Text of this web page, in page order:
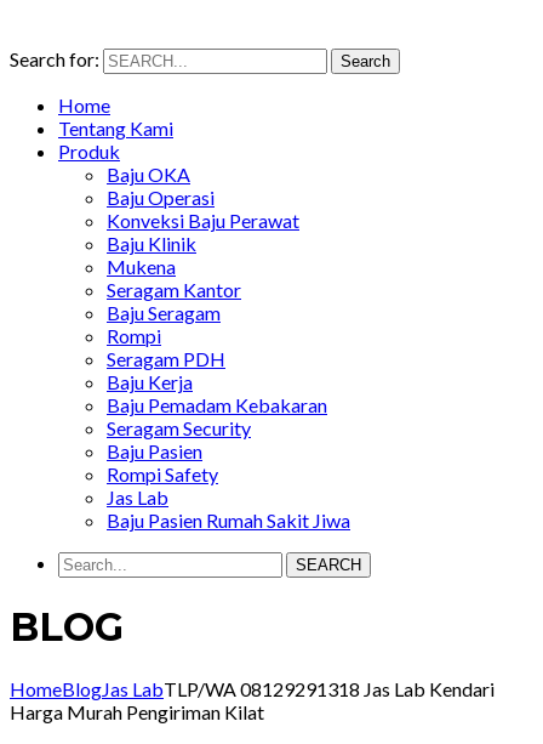
Search for: Search
Home
Tentang Kami
Produk
Baju OKA
Baju Operasi
Konveksi Baju Perawat
Baju Klinik
Mukena
Seragam Kantor
Baju Seragam
Rompi
Seragam PDH
Baju Kerja
Baju Pemadam Kebakaran
Seragam Security
Baju Pasien
Rompi Safety
Jas Lab
Baju Pasien Rumah Sakit Jiwa
SEARCH
BLOG
HomeBlogJas LabTLP/WA 08129291318 Jas Lab Kendari
Harga Murah Pengiriman Kilat